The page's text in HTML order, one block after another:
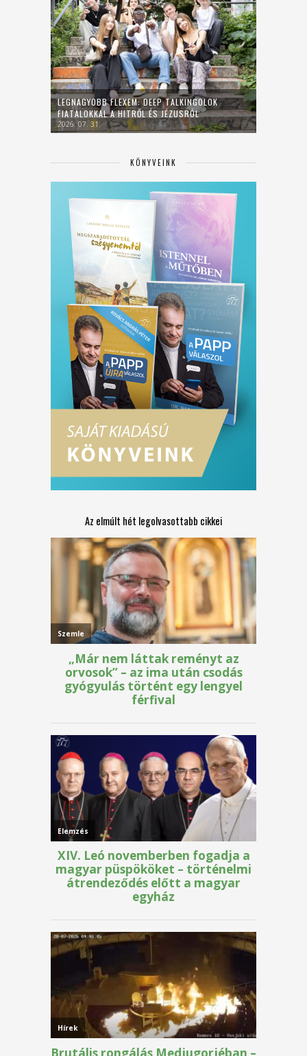
LEGNAGYOBB FLEXEM: DEEP TALKINGOLOK
FIATALOKKAL A HITRŐL ÉS JÉZUSRÓL
2026. 07. 31.
KÖNYVEINK
Az elmúlt hét legolvasottabb cikkei